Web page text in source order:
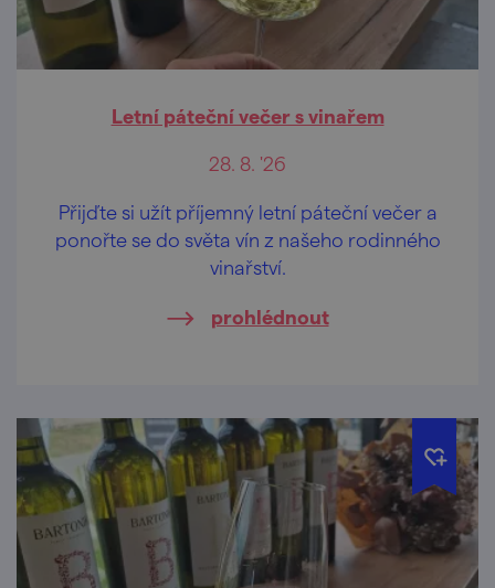
Letní páteční večer s vinařem
28. 8. '26
Přijďte si užít příjemný letní páteční večer a
ponořte se do světa vín z našeho rodinného
vinařství.
prohlédnout